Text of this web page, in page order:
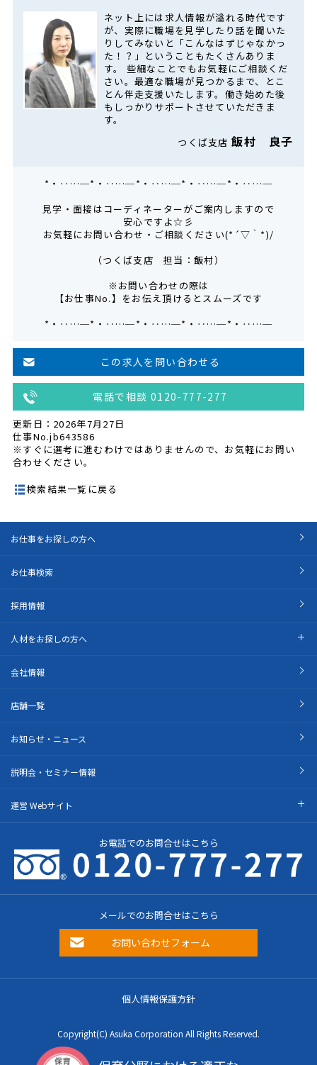
ネット上には求人情報が溢れる時代です
が、実際に職場を見学したり話を聞いた
りしてみないと「こんなはずじゃなかっ
た！？」ということもたくさんありま
す。 些細なことでもお気軽にご相談くだ
さい。最適な職場が見つかるまで、とこ
とん伴走支援いたします。働き始めた後
もしっかりサポートさせていただきま
す。
つくば支店飯村 良子
*・‥…─*・‥…─*・‥…─*・‥…─*・‥…─
見学・面接はコーディネーターがご案内しますので
安心ですよ☆彡
お気軽にお問い合わせ・ご相談ください(*´▽｀*)/
（つくば支店 担当：飯村）
※お問い合わせの際は
【お仕事No.】をお伝え頂けるとスムーズです
*・‥…─*・‥…─*・‥…─*・‥…─*・‥…─
この求人を問い合わせる
電話で相談 0120-777-277
更新日：2026年7月27日
仕事No.jb643586
※すぐに選考に進むわけではありませんので、お気軽にお問い
合わせください。
検索結果一覧に戻る
お仕事をお探しの方へ
お仕事検索
採用情報
人材をお探しの方へ
会社情報
店舗一覧
お知らせ・ニュース
説明会・セミナー情報
運営 Webサイト
お電話でのお問合せはこちら
メールでのお問合せはこちら
お問い合わせフォーム
個人情報保護方針
Copyright(C) Asuka Corporation All Rights Reserved.